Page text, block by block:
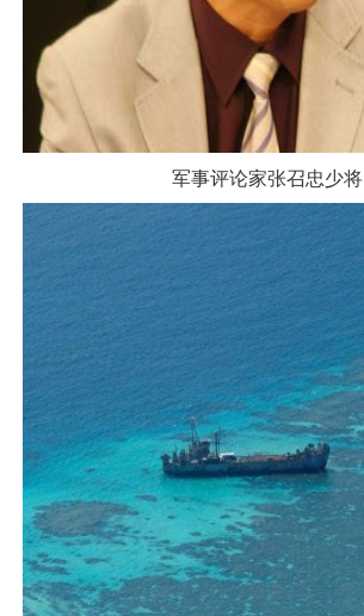
军事评论家张召忠少将